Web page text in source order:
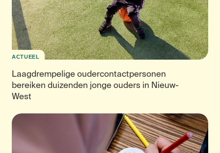
ACTUEEL
Laagdrempelige oudercontactpersonen
bereiken duizenden jonge ouders in Nieuw-
West